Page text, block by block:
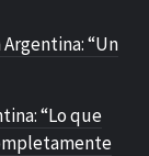
Argentina: “Un
“Lo que